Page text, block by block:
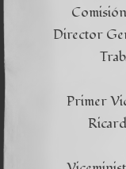
Director
Primer